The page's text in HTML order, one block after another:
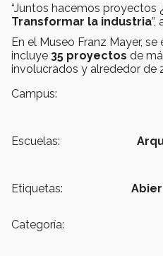
“Juntos hacemos proyectos
Transformar la industria
En el Museo Franz Mayer,
incluye 35 proyectos de
involucrados y alrededor de
Campus:
Escuelas:
Etiquetas:
Categoría: